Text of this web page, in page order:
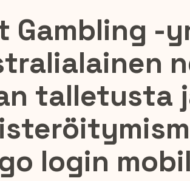
Gambling -
talletusta
login